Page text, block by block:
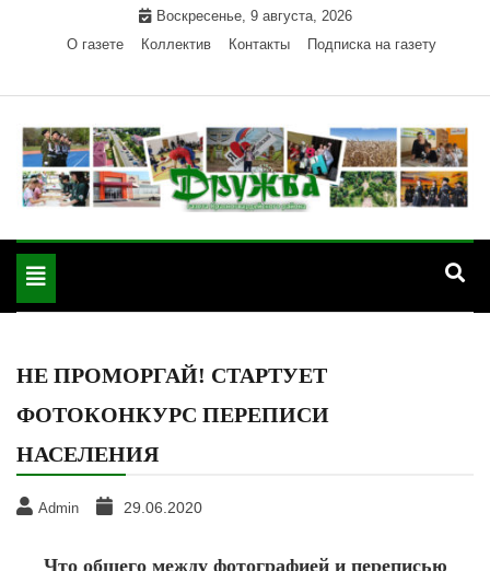
Воскресенье, 9 августа, 2026
О газете
Коллектив Контакты Подписка на газету
"Дружба" — газета
Красногвардейского района Республики Адыгея
Toggle
navigation
НЕ ПРОМОРГАЙ! СТАРТУЕТ
ФОТОКОНКУРС ПЕРЕПИСИ
НАСЕЛЕНИЯ
Admin 29.06.2020
Что общего между фотографией и переписью